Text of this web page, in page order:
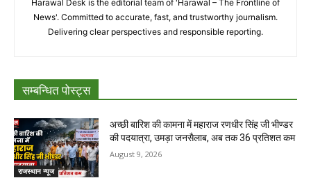
Harawal Desk is the editorial team of 'Harawal – The Frontline of
News'. Committed to accurate, fast, and trustworthy journalism.
Delivering clear perspectives and responsible reporting.
सम्बन्धित पोस्ट्स
राजस्थान न्यूज
अच्छी बारिश की कामना में महाराज रणधीर सिंह जी भीण्डर
की पदयात्रा, उमड़ा जनसैलाब, अब तक 36 प्रतिशत कम
August 9, 2026